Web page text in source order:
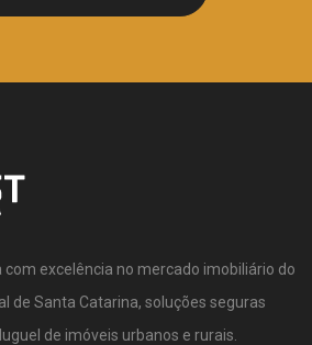
com excelência no mercado imobiliário do
de Santa Catarina, soluções seguras
de imóveis urbanos e rurais.